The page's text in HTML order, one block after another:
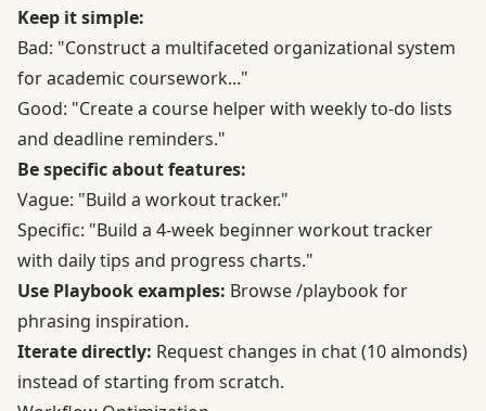
Keep it simple:
Bad: "Construct a multifaceted organizational system
for academic coursework..."
Good: "Create a course helper with weekly to-do lists
and deadline reminders."
Be specific about features:
Vague: "Build a workout tracker."
Specific: "Build a 4-week beginner workout tracker
with daily tips and progress charts."
Use Playbook examples: Browse/playbookfor
phrasing inspiration.
Iterate directly: Request changes in chat (10 almonds)
instead of starting from scratch.